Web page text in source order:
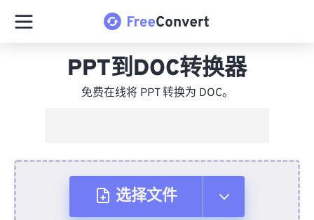
PPT到DOC转换器
免费在线将 PPT 转换为 DOC。
选择文件